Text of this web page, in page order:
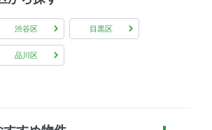
渋谷区 目黒区
品川区